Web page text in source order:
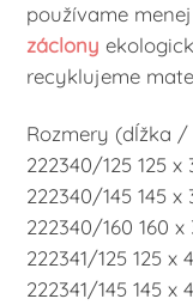
používame
záclony
recyklujeme
Rozmery (dĺžka
222340/125 125 x
222340/145 145 x
222340/160 160 x
222341/125 125 x
222341/145 145 x